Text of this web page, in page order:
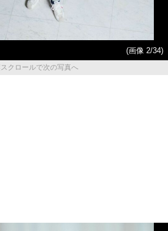
(画像 2/34)
クロールで次の写真へ